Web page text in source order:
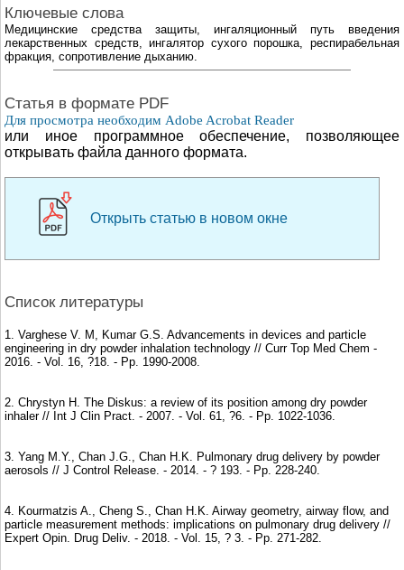
Ключевые слова
Медицинские средства защиты, ингаляционный путь введения
лекарственных средств, ингалятор сухого порошка, респирабельная
фракция, сопротивление дыханию.
Cтатья в формате PDF
Для просмотра необходим Adobe Acrobat Reader
или иное программное обеспечение, позволяющее
открывать файла данного формата.
Открыть статью в новом окне
Список литературы
1. Varghese V. M, Kumar G.S. Advancements in devices and particle
engineering in dry powder inhalation technology // Curr Top Med Chem -
2016. - Vol. 16, ?18. - Рр. 1990-2008.
2. Chrystyn H. The Diskus: a review of its position among dry powder
inhaler // Int J Clin Pract. - 2007. - Vol. 61, ?6. - Рр. 1022-1036.
3. Yang M.Y., Chan J.G., Chan H.K. Pulmonary drug delivery by powder
aerosols // J Control Release. - 2014. - ? 193. - Pp. 228-240.
4. Kourmatzis A., Cheng S., Chan H.K. Airway geometry, airway flow, and
particle measurement methods: implications on pulmonary drug delivery //
Expert Opin. Drug Deliv. - 2018. - Vol. 15, ? 3. - Рр. 271-282.